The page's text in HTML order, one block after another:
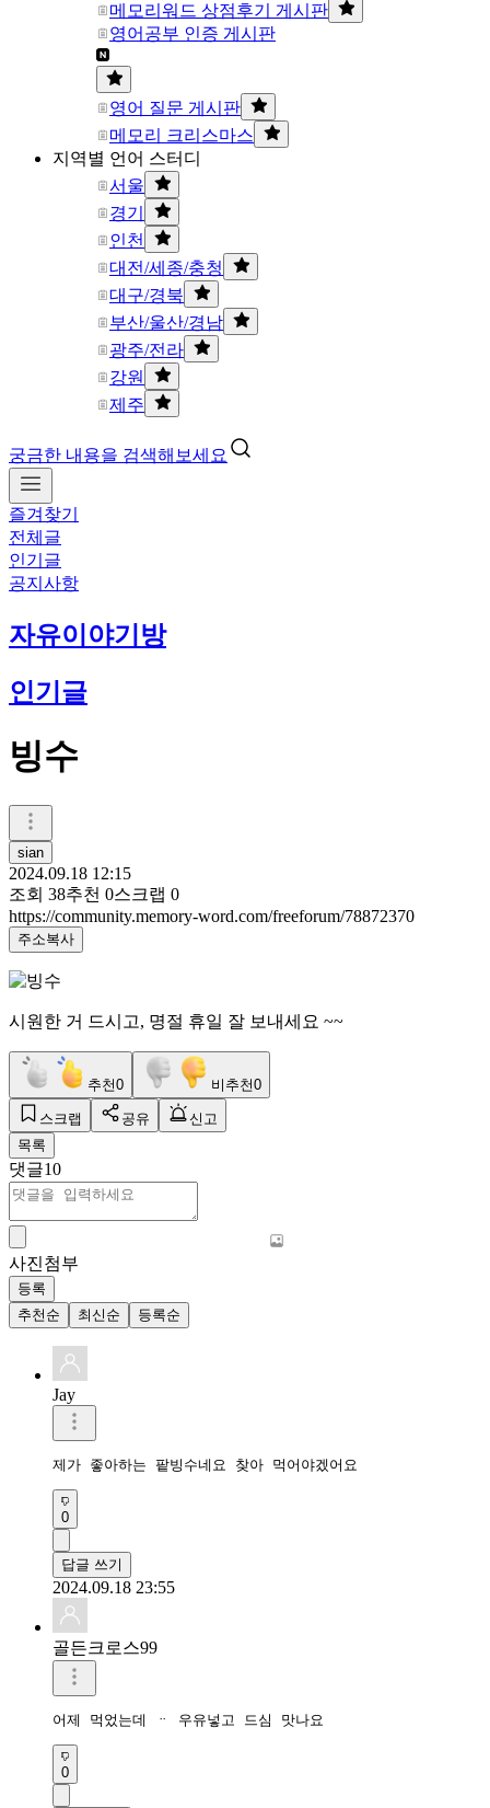
메모리워드 상점후기 게시판
영어공부 인증 게시판
영어 질문 게시판
메모리 크리스마스
지역별 언어 스터디
서울
경기
인천
대전/세종/충청
대구/경북
부산/울산/경남
광주/전라
강원
제주
궁금한 내용을 검색해보세요
즐겨찾기
전체글
인기글
공지사항
자유이야기방
인기글
빙수
sian
2024.09.18 12:15
조회 38추천 0스크랩 0
https://community.memory-word.com/freeforum/78872370
주소복사
시원한 거 드시고, 명절 휴일 잘 보내세요 ~~
추천0 비추천0
스크랩 공유
신고
목록
댓글10
사진첨부
등록
추천순
최신순 등록순
Jay
제가 좋아하는 팥빙수네요 찾아 먹어야겠어요
0
답글 쓰기
2024.09.18 23:55
골든크로스99
어제 먹었는데 ᆢ 우유넣고 드심 맛나요
0